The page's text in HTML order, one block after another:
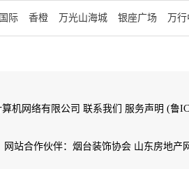
际 香橙 万光山海城 银座广场 万
机网络有限公司 联系我们 服务声明 (鲁
网站合作伙伴：烟台装饰协会 山东房地